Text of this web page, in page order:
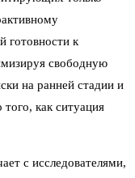
готовности к
свободную
на ранней стадии и
как ситуация
с исследователями,